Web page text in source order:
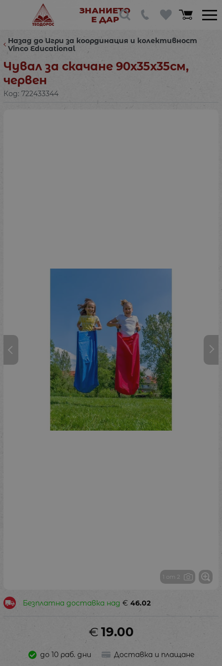
ЗНАНИЕТО
Е ДАР
Назад до Игри за координация и колективност
Vinco Educational
Чувал за скачане 90х35х35см,
червен
Код: 722433344
1 от 2
Безплатна доставка над 46.02
€
19.00
€
до 10 раб. дни Доставка и плащане